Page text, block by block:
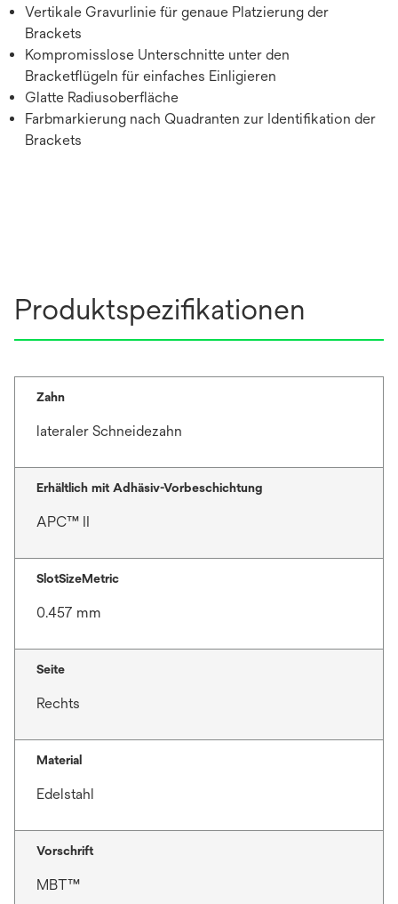
Vertikale Gravurlinie für genaue Platzierung der
Brackets
Kompromisslose Unterschnitte unter den
Bracketflügeln für einfaches Einligieren
Glatte Radiusoberfläche
Farbmarkierung nach Quadranten zur Identifikation der
Brackets
Produktspezifikationen
Zahn
lateraler Schneidezahn
Erhältlich mit Adhäsiv-Vorbeschichtung
APC™ II
SlotSizeMetric
0.457 mm
Seite
Rechts
Material
Edelstahl
Vorschrift
MBT™